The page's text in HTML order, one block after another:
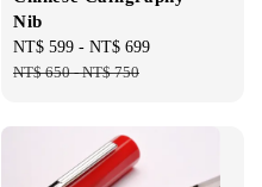
Nib
Sale
price
NT$ 599 - NT$ 699
NT$ 650-NT$ 750